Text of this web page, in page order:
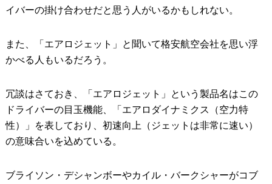
イバーの掛け合わせだと思う人がいるかもしれない。
また、「エアロジェット」と聞いて格安航空会社を思い浮
かべる人もいるだろう。
冗談はさておき、「エアロジェット」という製品名はこの
ドライバーの目玉機能、「エアロダイナミクス（空力特
性）」を表しており、初速向上（ジェットは非常に速い）
の意味合いを込めている。
ブライソン・デシャンボーやカイル・バークシャーがコブ